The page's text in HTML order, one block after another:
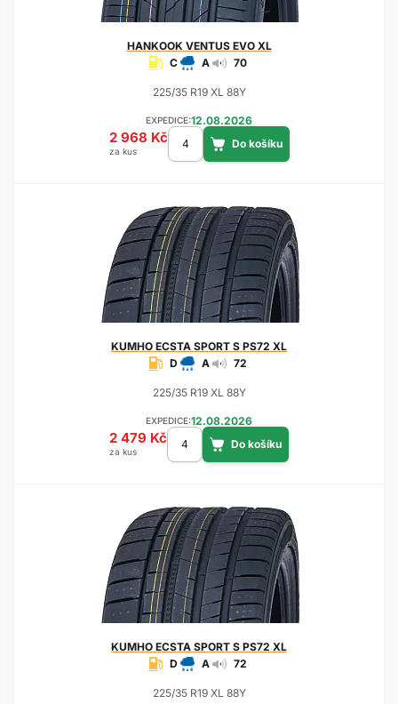
HANKOOK VENTUS EVO XL
C
A 70
225/35 R19 XL 88Y
EXPEDICE:12.08.2026
2 968 Kč
za kus
KUMHO ECSTA SPORT S PS72 XL
D
A 72
225/35 R19 XL 88Y
EXPEDICE:12.08.2026
2 479 Kč
za kus
KUMHO ECSTA SPORT S PS72 XL
D
A 72
225/35 R19 XL 88Y